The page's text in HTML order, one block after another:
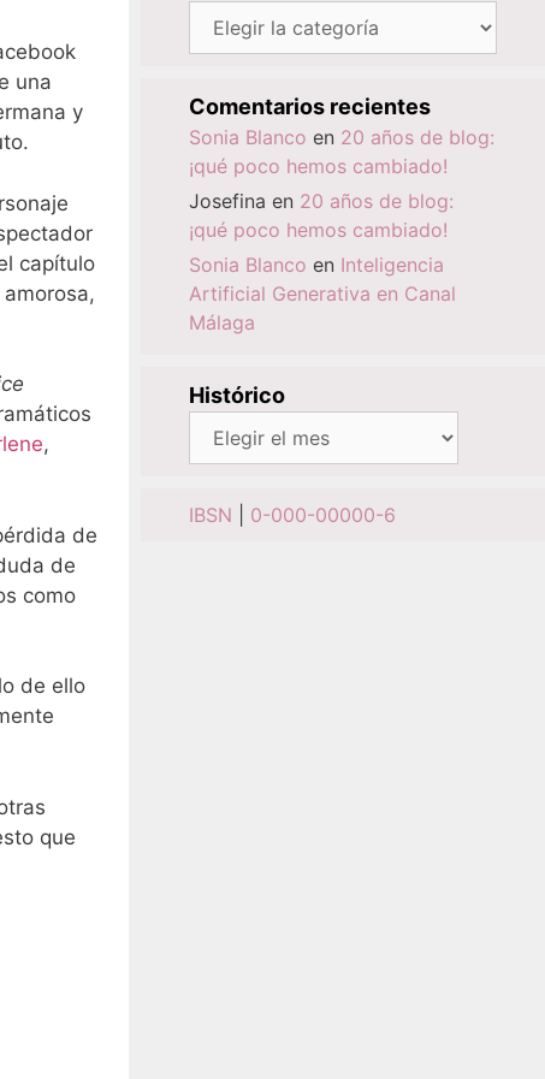
una
y
capítulo
,
de
de
como
de ello
que
Categorías
Comentarios recientes
Sonia Blanco en 20 años de blog:
¡qué poco hemos cambiado!
Josefina en 20 años de blog:
¡qué poco hemos cambiado!
Sonia Blanco en Inteligencia
Artificial Generativa en Canal
Málaga
Histórico
Histórico
IBSN 0-000-00000-6